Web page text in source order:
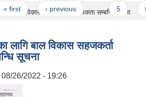
‹ previous … 5
लागि बाल विकास सहजकर्ता आबश्यकता सम्बन्धि सूचना
लागि बाल विकास सहजकर्ता
सूचना
08/26/2022 - 19:26